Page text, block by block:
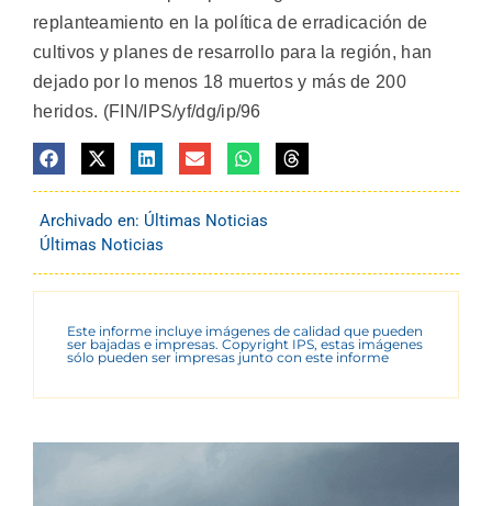
replanteamiento en la política de erradicación de
cultivos y planes de resarrollo para la región, han
dejado por lo menos 18 muertos y más de 200
heridos. (FIN/IPS/yf/dg/ip/96
Archivado en: Últimas Noticias
Últimas Noticias
Este informe incluye imágenes de calidad que pueden
ser bajadas e impresas. Copyright IPS, estas imágenes
sólo pueden ser impresas junto con este informe